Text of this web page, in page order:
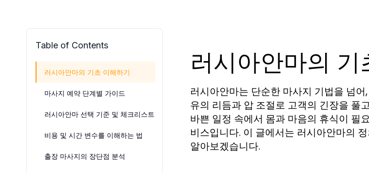
Table of Contents
러시아안마의 기초 이해하기
마사지 예약 단계별 가이드
러시아안마 선택 기준 및 체크리스트
비용 및 시간 변수를 이해하는 법
출장 마사지의 장단점 분석
러시아안마의 기
러시아안마는 단순한 마사지 기법을 넘
유의 리듬과 압 조절로 고객의 긴장을 풀
바쁜 일정 속에서 몸과 마음의 휴식이 필
비스입니다. 이 글에서는 러시아안마의
알아보겠습니다.